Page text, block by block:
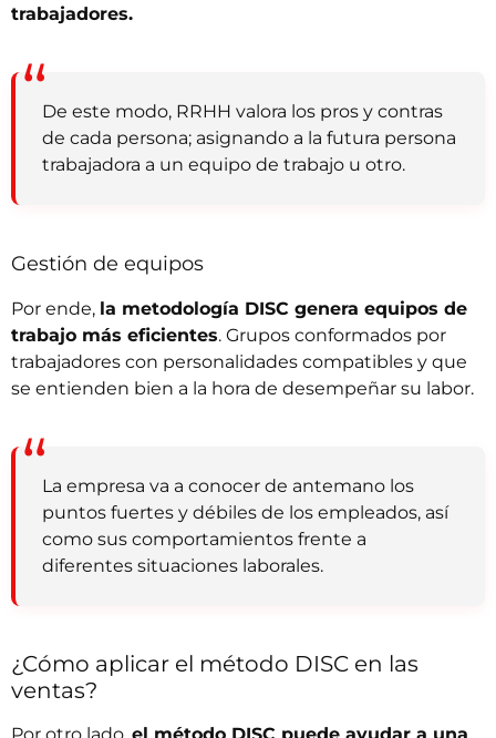
trabajadores.
De este modo, RRHH valora los pros y contras
de cada persona; asignando a la futura persona
trabajadora a un equipo de trabajo u otro.
Gestión de equipos
Por ende, la metodología DISC genera equipos de
trabajo más eficientes. Grupos conformados por
trabajadores con personalidades compatibles y que
se entienden bien a la hora de desempeñar su labor.
La empresa va a conocer de antemano los
puntos fuertes y débiles de los empleados, así
como sus comportamientos frente a
diferentes situaciones laborales.
¿Cómo aplicar el método DISC en las
ventas?